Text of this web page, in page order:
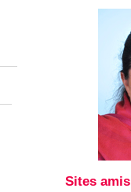
Sites amis